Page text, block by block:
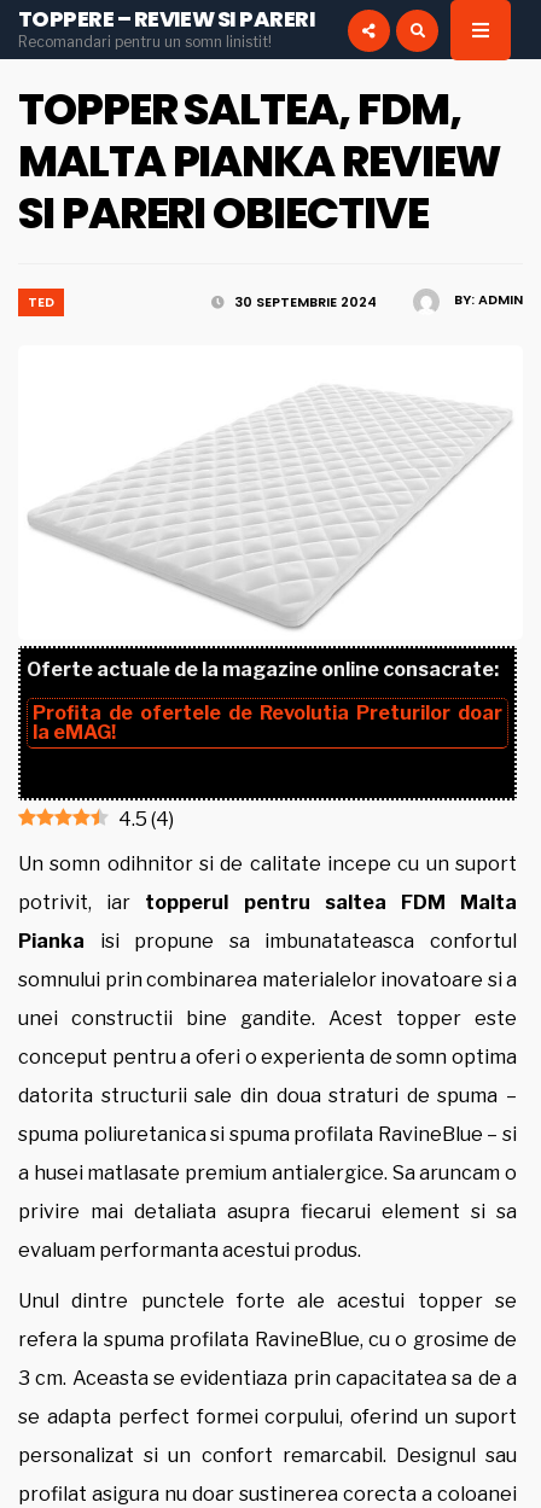
INSTAGRAM PINTEREST
for:
TOPPERE – REVIEW SI PARERI
Recomandari pentru un somn linistit!
TOPPER SALTEA, FDM,
MALTA PIANKA REVIEW
SI PARERI OBIECTIVE
BY:ADMIN
30 SEPTEMBRIE 2024
TED
Oferte actuale de la magazine online consacrate:
Profita de ofertele de Revolutia Preturilor doar
la eMAG!
4.5 (4)
Un somn odihnitor si de calitate incepe cu un suport
potrivit, iar topperul pentru saltea FDM Malta
Pianka isi propune sa imbunatateasca confortul
somnului prin combinarea materialelor inovatoare si a
unei constructii bine gandite. Acest topper este
conceput pentru a oferi o experienta de somn optima
datorita structurii sale din doua straturi de spuma –
spuma poliuretanica si spuma profilata RavineBlue – si
a husei matlasate premium antialergice. Sa aruncam o
privire mai detaliata asupra fiecarui element si sa
evaluam performanta acestui produs.
Unul dintre punctele forte ale acestui topper se
refera la spuma profilata RavineBlue, cu o grosime de
3 cm. Aceasta se evidentiaza prin capacitatea sa de a
se adapta perfect formei corpului, oferind un suport
personalizat si un confort remarcabil. Designul sau
profilat asigura nu doar sustinerea corecta a coloanei